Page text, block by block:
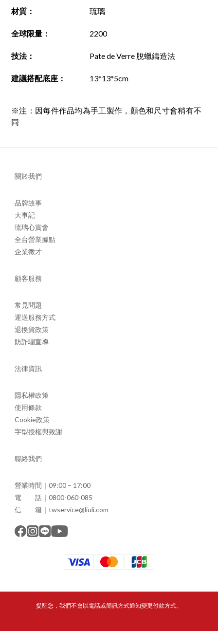
材質 ： 琉璃
全球限量： 2200
技法： Pate de Verre 脫蠟鑄造法
建議搭配底座 ： 13*13*5cm
※注：因每件作品均為手工製作，顏色和尺寸會稍有不
同
關於我們
品牌故事
大事記
琉璃心賞會
全台營業據點
企業徵才
顧客服務
常見問題
運送服務方式
退換貨政策
防詐騙宣導
法律資訊
隱私權政策
使用條款
Cookie政策
字型授權與致謝
聯絡我們
營業時間｜09:00 – 17:00
電 話｜0800-060-085
信 箱｜twservice@liuli.com
提醒您，我們不會以電話或簡訊方式通知變更付款方式。